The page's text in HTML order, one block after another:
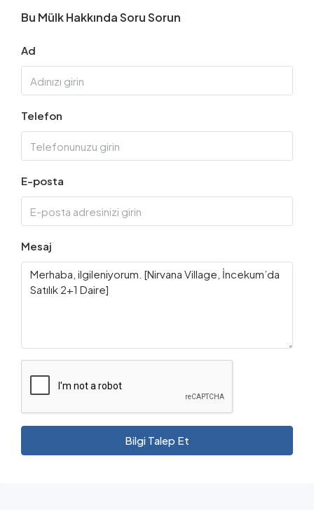
Bu Mülk Hakkında Soru Sorun
Ad
Telefon
E-posta
Mesaj
Bilgi Talep Et